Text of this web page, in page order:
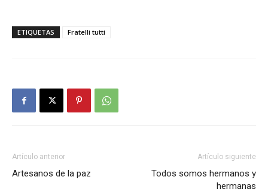
ETIQUETAS Fratelli tutti
Artículo anterior
Artesanos de la paz
Artículo siguiente
Todos somos hermanos y
hermanas